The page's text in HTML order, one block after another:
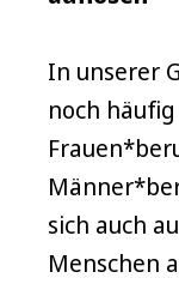
In unserer
noch
sich auch
Menschen